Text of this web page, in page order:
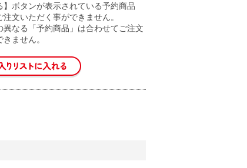
】ボタンが表示されている予約商品
文いただく事ができません。
異なる「予約商品」は合わせてご注文
ません。